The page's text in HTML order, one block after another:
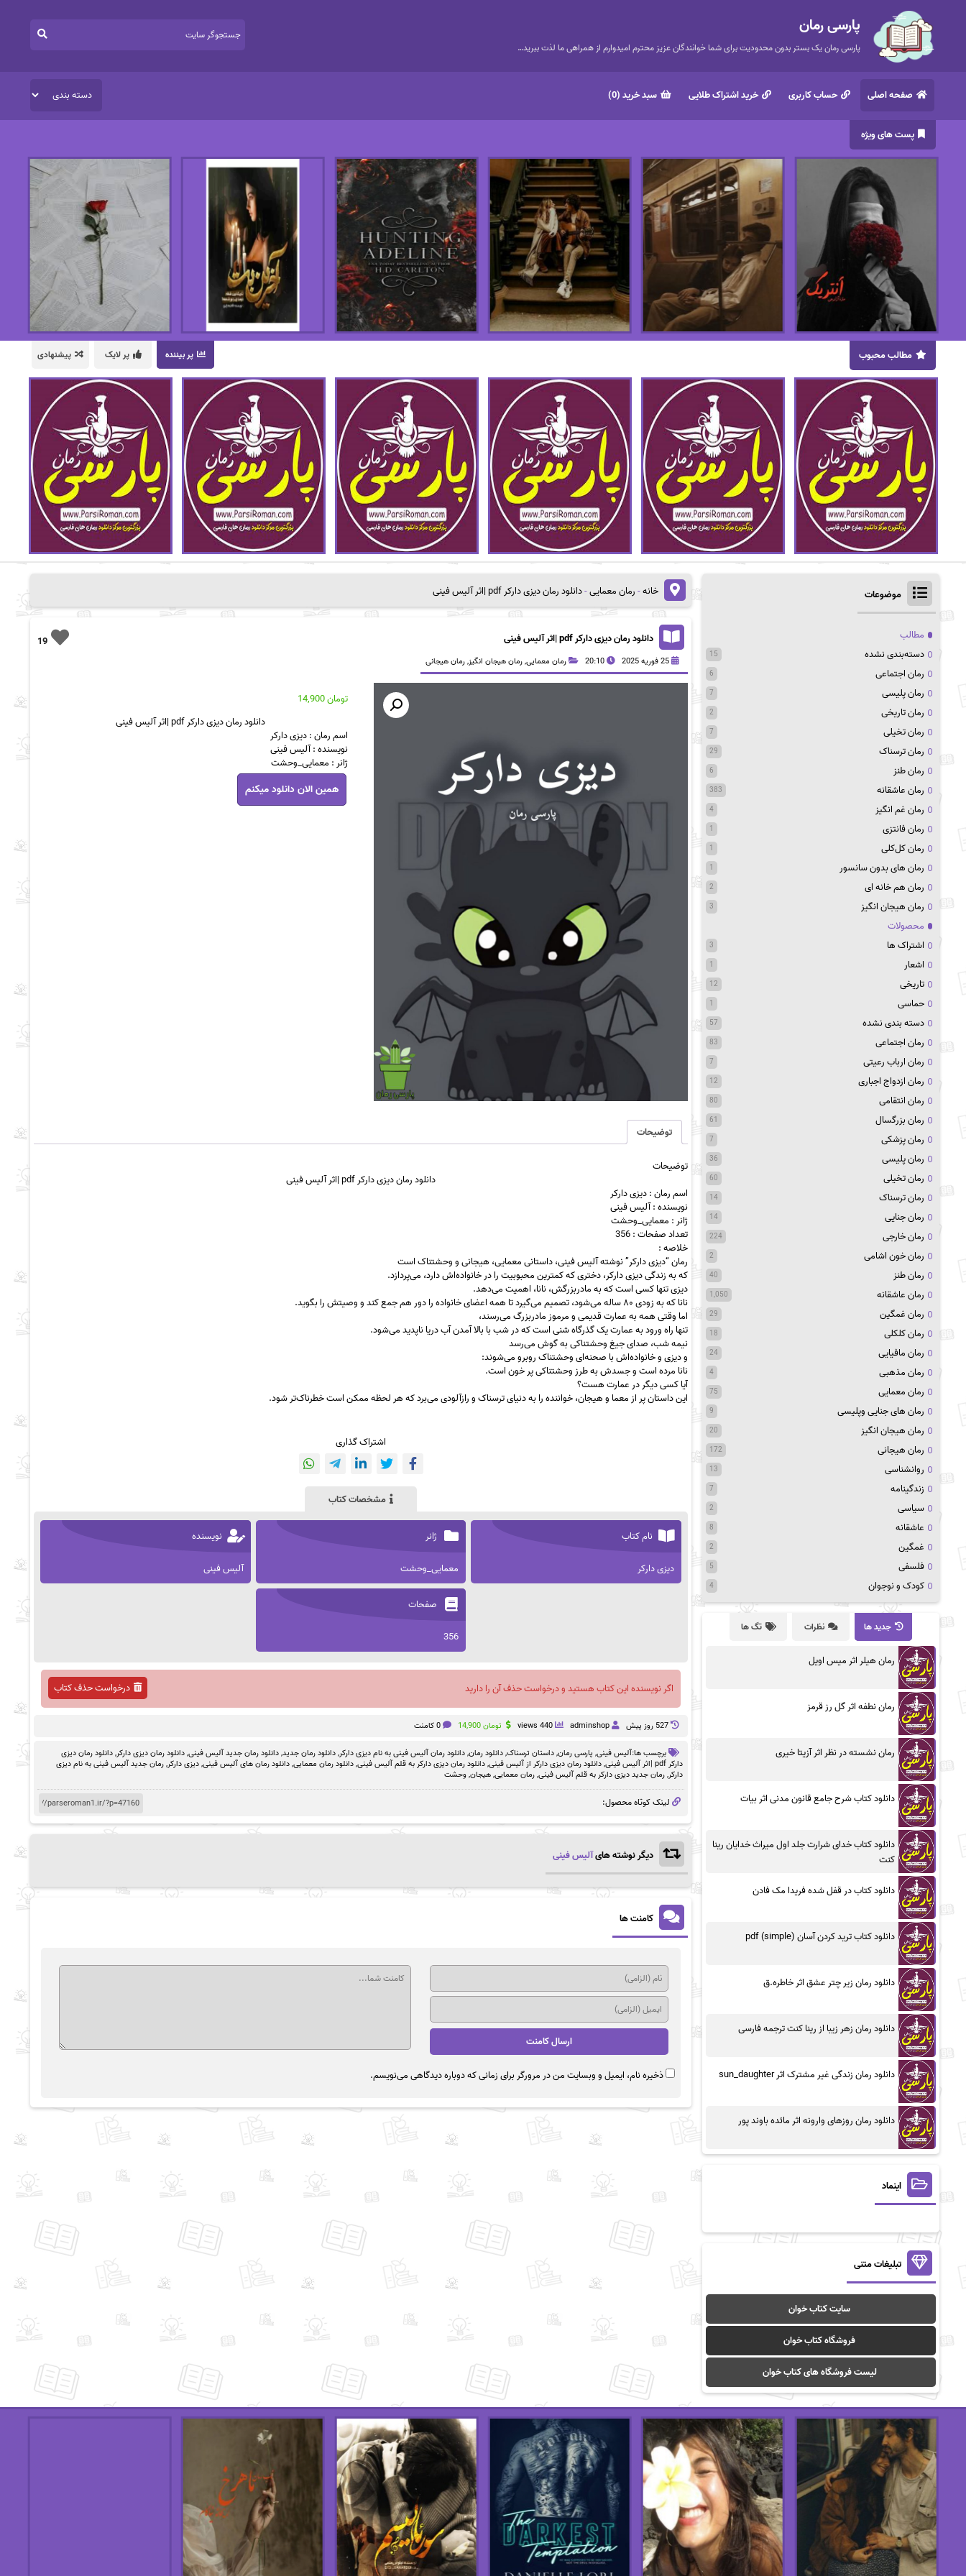
پارسی رمان
پارسی رمان یک بستر بدون محدودیت برای شما خوانندگان عزیز محترم امیدوارم از همراهی ما لذت ببرید…
صفحه اصلی حساب کاربری خرید اشتراک طلایی سبد خرید (0)
پست های ویژه
پر بیننده پر لایک پیشنهادی مطالب محبوب
خانه-رمان معمایی-دانلود رمان دیزی دارکر pdf |اثر آلیس فینی
19 دانلود رمان دیزی دارکر pdf |اثر آلیس فینی
25 فوریه 2025 20:10 رمان معمایی,رمان هیجان انگیز,رمان هیجانی
تومان14,900
دانلود رمان دیزی دارکر pdf |اثر آلیس فینی
اسم رمان : دیزی دارکر
نویسنده : آلیس فینی
ژانر : معمایی_وحشت
دانلود
رمان
دیزی
همین الان دانلود میکنم
توضیحات
توضیحات
دانلود رمان دیزی دارکر pdf |اثر آلیس فینی
اسم رمان : دیزی دارکر
نویسنده : آلیس فینی
ژانر : معمایی_وحشت
تعداد صفحات : 356
خلاصه :
رمان “دیزی دارکر” نوشته آلیس فینی، داستانی معمایی، هیجانی و وحشتناک است
که به زندگی دیزی دارکر، دختری که کمترین محبوبیت را در خانواده‌اش دارد، می‌پردازد.
دیزی تنها کسی است که به مادربزرگش، نانا، اهمیت می‌دهد.
نانا که به زودی ۸۰ ساله می‌شود، تصمیم می‌گیرد تا همه اعضای خانواده را دور هم جمع کند و وصیتش را بگوید.
اما وقتی همه به عمارت قدیمی و مرموز مادربزرگ می‌رسند،
تنها راه ورود به عمارت یک گذرگاه شنی است که در شب با بالا آمدن آب دریا ناپدید می‌شود.
نیمه شب، صدای جیغ وحشتناکی به گوش می‌رسد
و دیزی و خانواده‌اش با صحنه‌ای وحشتناک روبرو می‌شوند:
نانا مرده است و جسدش به طرز وحشتناکی پر خون است.
آیا کسی دیگر در عمارت هست؟
این داستان پر از معما و هیجان، خواننده را به دنیای ترسناک و رازآلودی می‌برد که هر لحظه ممکن است خطرناک‌تر شود.
اشتراک گذاری
مشخصات کتاب
نام کتاب
دیزی دارکر
ژانر
معمایی_وحشت
نویسنده
آلیس فینی
صفحات
356
اگر نویسنده این کتاب هستید و درخواست حذف آن را دارید درخواست حذف کتاب
527 روز پيش adminshop
440 views تومان 0 کامنت
برچسب ها:آلیس فینی, پارسی رمان,داستان ترسناک,دانلود رمان,دانلود رمان آلیس فینی به نام دیزی دارکر,دانلود رمان جدید,دانلود رمان جدید آلیس فینی,دانلود رمان دیزی دارکر,دانلود رمان دیزی
دارکر pdf |اثر آلیس فینی
,دانلود رمان دیزی دارکر از آلیس فینی,دانلود رمان دیزی دارکر به قلم آلیس فینی,دانلود رمان معمایی,دانلود رمان های آلیس فینی,دیزی دارکر,رمان جدید آلیس فینی به نام دیزی
دارکر,رمان جدید دیزی دارکر به قلم آلیس فینی,رمان معمایی,هیجان,وحشت
لینک کوتاه محصول:
دیگر نوشته هایآلیس فینی
کامنت ها
ذخیره نام، ایمیل و وبسایت من در مرورگر برای زمانی که دوباره دیدگاهی می‌نویسم.
موضوعات
مطالب
دسته‌بندی نشده
15
رمان اجتماعی 6
رمان پلیسی 7
رمان تاریخی 2
رمان تخیلی 7
رمان ترسناک 29
رمان طنز 6
رمان عاشقانه 383
رمان غم انگیز 4
رمان فانتزی 1
رمان کل‌کلی 1
رمان های بدون سانسور 1
رمان هم خانه ای 2
رمان هیجان انگیز 3
محصولات
اشتراک ها
3
اشعار 1
تاریخی 12
حماسی 1
دسته بندی نشده 57
رمان اجتماعی 83
رمان ارباب رعیتی 7
رمان ازدواج اجباری 12
رمان انتقامی 80
رمان بزرگسال 61
رمان پزشکی 7
رمان پلیسی 36
رمان تخیلی 60
رمان ترسناک 14
رمان جنایی 14
رمان خارجی 224
رمان خون اشامی 2
رمان طنز 40
رمان عاشقانه 1,050
رمان غمگین 29
رمان کلکلی 18
رمان مافیایی 24
رمان مذهبی 4
رمان معمایی 75
رمان های جنایی وپلیسی 9
رمان هیجان انگیز 20
رمان هیجانی 172
روانشناسی 13
زندگینامه 7
سیاسی 2
عاشقانه 8
غمگین 2
فلسفی 5
کودک و نوجوان 4
جدید ها نظرات تگ ها
رمان هیلر اثر میس اویل
رمان نطفه اثر گل رز قرمز
رمان نشسته در نظر اثر آزیتا خیری
دانلود کتاب شرح جامع قانون مدنی اثر بیات
دانلود کتاب خدای شرارت جلد اول میراث خدایان رینا
کنت
دانلود کتاب در قفل شده فریدا مک فادن
دانلود کتاب ترید کردن آسان (simple) pdf
دانلود رمان زیر چتر عشق اثر خاطره.ق
دانلود رمان زهر زیبا از رینا کنت ترجمه فارسی
دانلود رمان زندگی غیر مشترک اثر sun_daughter
دانلود رمان روزهای وارونه اثر مائده باوند پور
اینماد
تبلیغات متنی
سایت کتاب خوان
فروشگاه کتاب خوان
لیست فروشگاه های کتاب خوان